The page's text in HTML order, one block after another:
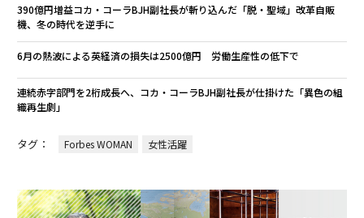
390億円増益コカ・コーラBJH副社長が斬り込んだ「脱・聖域」改革――自販
機、冬の時代を逆手に
6月の熱波による英経済の損失は2500億円 労働生産性の低下で
連続赤字部門を2桁成長へ、コカ・コーラBJH副社長が仕掛けた「異色の組
織再生劇」
タグ： Forbes WOMAN 女性活躍